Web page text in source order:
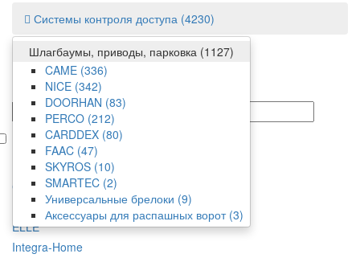
Системы контроля доступа (4230)
Шлагбаумы, приводы, парковка (1127)
CAME (336)
NICE (342)
DOORHAN (83)
PERCO (212)
CARDDEX (80)
FAAC (47)
SKYROS (10)
SMARTEC (2)
Универсальные брелоки (9)
Аксессуары для распашных ворот (3)
Фильтр
Цена
В наличии
Производитель
CAME
Doorhan
ELLE
Integra-Home